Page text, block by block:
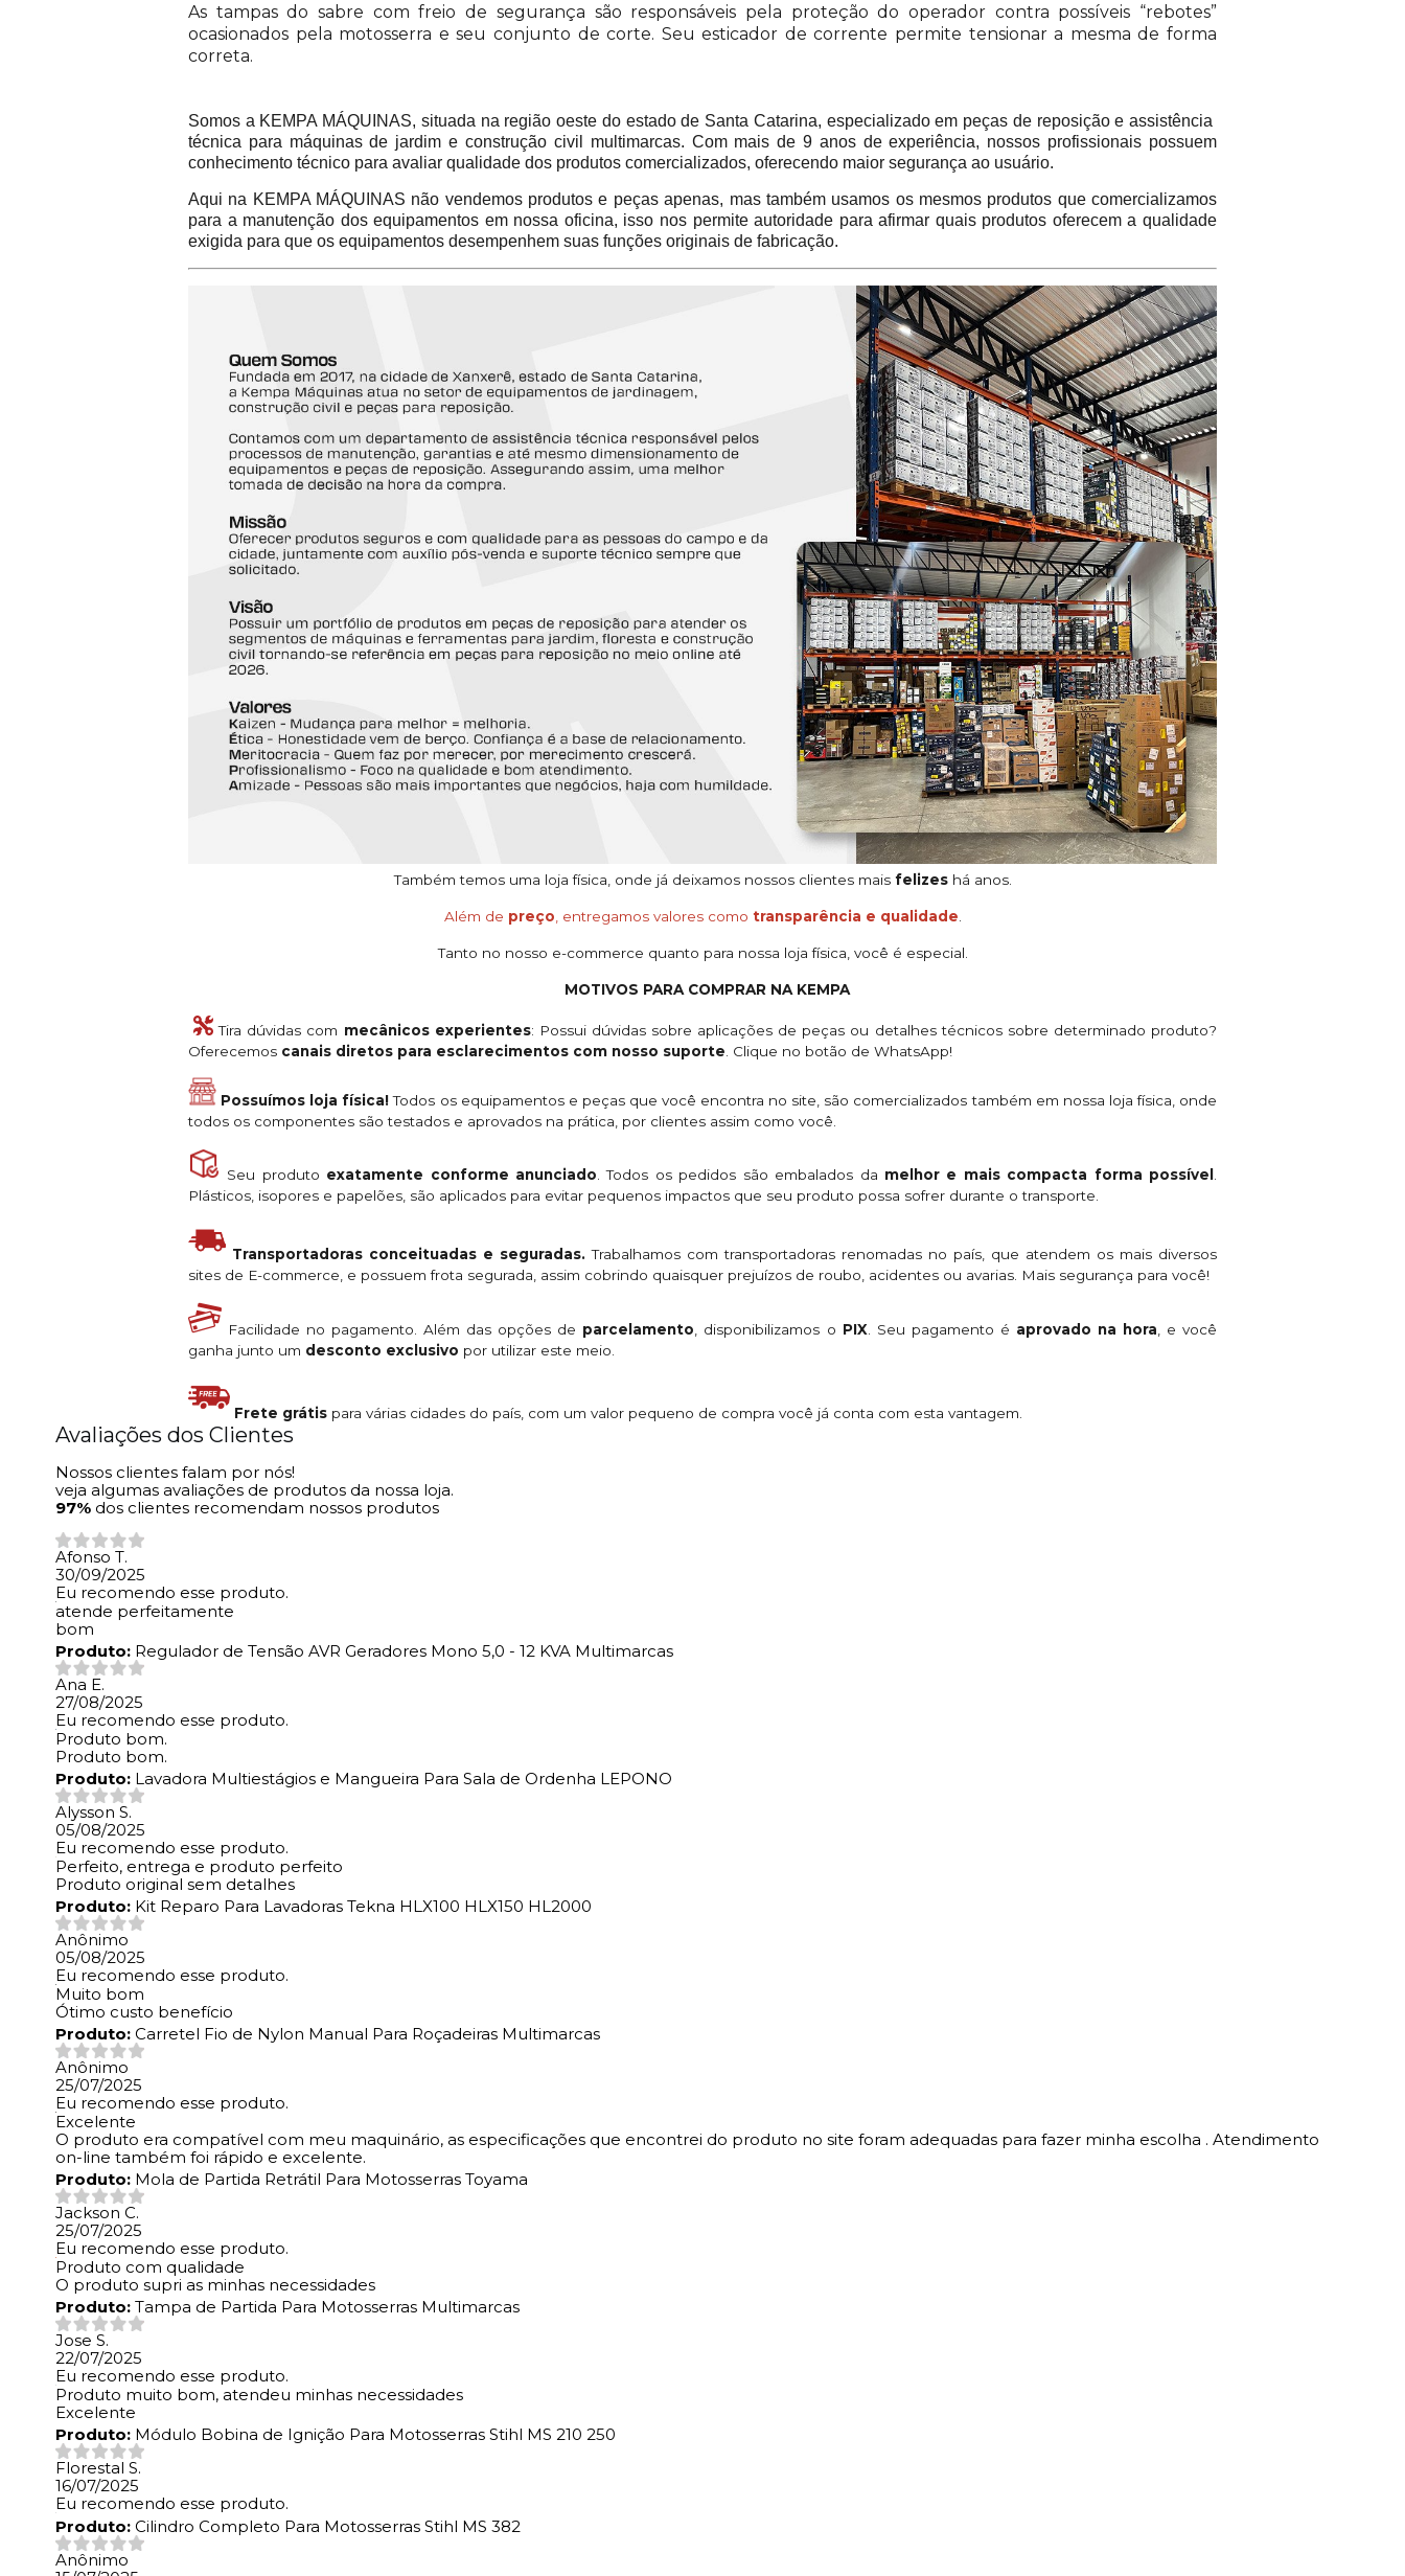
As tampas do sabre com freio de segurança são responsáveis pela proteção do operador contra possíveis “rebotes”
ocasionados pela motosserra e seu conjunto de corte. Seu esticador de corrente permite tensionar a mesma de forma
correta.
Somos a KEMPA MÁQUINAS, situada na região oeste do estado de Santa Catarina, especializado em peças de reposição e assistência
técnica para máquinas de jardim e construção civil multimarcas. Com mais de 9 anos de experiência, nossos profissionais possuem
conhecimento técnico para avaliar qualidade dos produtos comercializados, oferecendo maior segurança ao usuário.
Aqui na KEMPA MÁQUINAS não vendemos produtos e peças apenas, mas também usamos os mesmos produtos que comercializamos
para a manutenção dos equipamentos em nossa oficina, isso nos permite autoridade para afirmar quais produtos oferecem a qualidade
exigida para que os equipamentos desempenhem suas funções originais de fabricação.
Também temos uma loja física, onde já deixamos nossos clientes mais felizeshá anos.
Além de preço, entregamos valores como transparência e qualidade.
Tanto no nosso e-commerce quanto para nossa loja física, você é especial.
MOTIVOS PARA COMPRAR NA KEMPA
Tira dúvidas com mecânicos experientes: Possui dúvidas sobre aplicações de peças ou detalhes técnicos sobre determinado produto?
Oferecemos canais diretos para esclarecimentos com nosso suporte. Clique no botão de WhatsApp!
Possuímos loja física!Todos os equipamentos e peças que você encontra no site, são comercializados também em nossa loja física, onde
todos os componentes são testados e aprovados na prática, por clientes assim como você.
Seu produto exatamente conforme anunciado. Todos os pedidos são embalados da melhor e mais compacta forma possível .
Plásticos, isopores e papelões, são aplicados para evitar pequenos impactos que seu produto possa sofrer durante o transporte.
Transportadoras conceituadas e seguradas. Trabalhamos com transportadoras renomadas no país, que atendem os mais diversos
sites de E-commerce, e possuem frota segurada, assim cobrindo quaisquer prejuízos de roubo, acidentes ou avarias. Mais segurança para você!
Facilidade no pagamento. Além das opções de parcelamento, disponibilizamos o PIX. Seu pagamento é aprovado na hora, e você
ganha junto um desconto exclusivo por utilizar este meio.
Frete grátis para várias cidades do país, com um valor pequeno de compra você já conta com esta vantagem.
Avaliações dos Clientes
Nossos clientes falam por nós!
veja algumas avaliações de produtos da nossa loja.
97% dos clientes recomendam nossos produtos
Afonso T.
30/09/2025
Eu recomendo esse produto.
atende perfeitamente
bom
Produto: Regulador de Tensão AVR Geradores Mono 5,0 - 12 KVA Multimarcas
Ana E.
27/08/2025
Eu recomendo esse produto.
Produto bom.
Produto bom.
Produto: Lavadora Multiestágios e Mangueira Para Sala de Ordenha LEPONO
Alysson S.
05/08/2025
Eu recomendo esse produto.
Perfeito, entrega e produto perfeito
Produto original sem detalhes
Produto: Kit Reparo Para Lavadoras Tekna HLX100 HLX150 HL2000
Anônimo
05/08/2025
Eu recomendo esse produto.
Muito bom
Ótimo custo benefício
Produto: Carretel Fio de Nylon Manual Para Roçadeiras Multimarcas
Anônimo
25/07/2025
Eu recomendo esse produto.
Excelente
O produto era compatível com meu maquinário, as especificações que encontrei do produto no site foram adequadas para fazer minha escolha . Atendimento
on-line também foi rápido e excelente.
Produto: Mola de Partida Retrátil Para Motosserras Toyama
Jackson C.
25/07/2025
Eu recomendo esse produto.
Produto com qualidade
O produto supri as minhas necessidades
Produto: Tampa de Partida Para Motosserras Multimarcas
Jose S.
22/07/2025
Eu recomendo esse produto.
Produto muito bom, atendeu minhas necessidades
Excelente
Produto: Módulo Bobina de Ignição Para Motosserras Stihl MS 210 250
Florestal S.
16/07/2025
Eu recomendo esse produto.
Produto: Cilindro Completo Para Motosserras Stihl MS 382
Anônimo